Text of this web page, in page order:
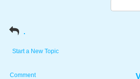
.
Start a New Topic
Comment